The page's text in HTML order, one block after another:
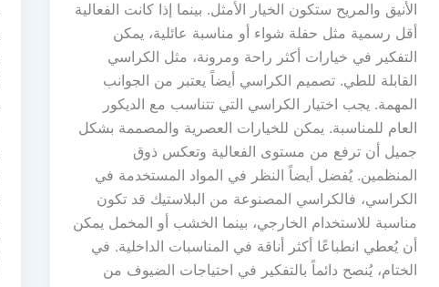
الأنيق والمريح ستكون الخيار الأمثل. بينما إذا كانت الفعالية
أقل رسمية مثل حفلة شواء أو مناسبة عائلية، يمكن
التفكير في خيارات أكثر راحة ومرونة، مثل الكراسي
القابلة للطي. تصميم الكراسي أيضاً يعتبر من الجوانب
المهمة. يجب اختيار الكراسي التي تتناسب مع الديكور
العام للمناسبة. يمكن للخيارات العصرية والمصممة بشكل
جميل أن ترفع من مستوى الفعالية وتعكس ذوق
المنظمين. يُفضل أيضاً النظر في المواد المستخدمة في
الكراسي، فالكراسي المصنوعة من البلاستيك قد تكون
مناسبة للاستخدام الخارجي، بينما الخشب أو المخمل يمكن
أن يُعطي انطباعًا أكثر أناقة في المناسبات الداخلية. في
الختام، يُنصح دائماً بالتفكير في احتياجات الضيوف من